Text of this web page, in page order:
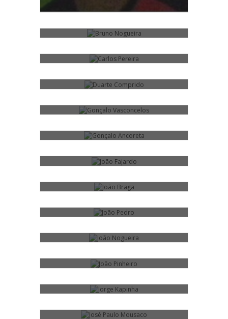
4
13
7
9
3
6
25
14
JOÃO PEDRO
15
5
8
JOSÉ PAULO MOUSACO